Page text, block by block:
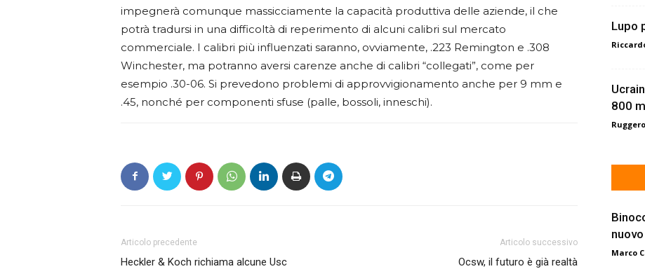
impegnerà comunque massicciamente la capacità produttiva delle aziende, il che
potrà tradursi in una difficoltà di reperimento di alcuni calibri sul mercato
commerciale. I calibri più influenzati saranno, ovviamente, .223 Remington e .308
Winchester, ma potranno aversi carenze anche di calibri “collegati”, come per
esempio .30-06. Si prevedono problemi di approvvigionamento anche per 9 mm e
.45, nonché per componenti sfuse (palle, bossoli, inneschi).
Articolo precedente
Heckler & Koch richiama alcune Usc
Articolo successivo
Ocsw, il futuro è già realtà
Lupo
800
Marco